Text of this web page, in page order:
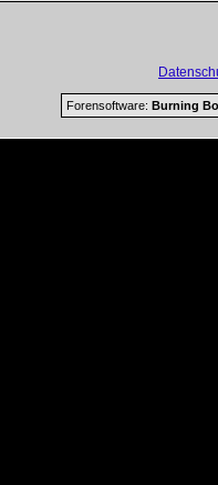
Forensoftware: Burning